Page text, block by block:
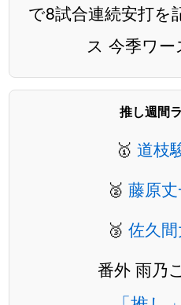
で8試合連続安打を
ス 今季ワー
推し週間
🥇 道枝
🥈 藤原
🥉 佐久
番外 雨乃